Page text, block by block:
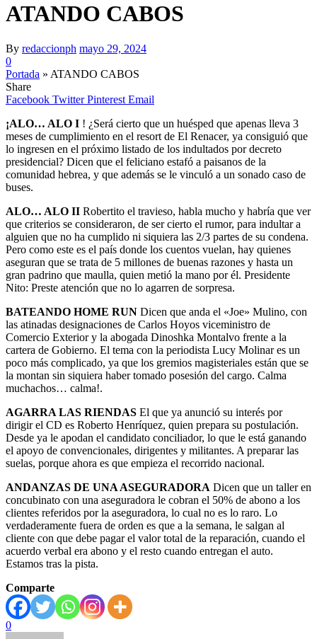
ATANDO CABOS
By redaccionph mayo 29, 2024
0
Portada » ATANDO CABOS
Share
Facebook Twitter Pinterest Email
¡ALO… ALO I ! ¿Será cierto que un huésped que apenas lleva 3
meses de cumplimiento en el resort de El Renacer, ya consiguió que
lo ingresen en el próximo listado de los indultados por decreto
presidencial? Dicen que el feliciano estafó a paisanos de la
comunidad hebrea, y que además se le vinculó a un sonado caso de
buses.
ALO… ALO II Robertito el travieso, habla mucho y habría que ver
que criterios se consideraron, de ser cierto el rumor, para indultar a
alguien que no ha cumplido ni siquiera las 2/3 partes de su condena.
Pero como este es el país donde los cuentos vuelan, hay quienes
aseguran que se trata de 5 millones de buenas razones y hasta un
gran padrino que maulla, quien metió la mano por él. Presidente
Nito: Preste atención que no lo agarren de sorpresa.
BATEANDO HOME RUN Dicen que anda el «Joe» Mulino, con
las atinadas designaciones de Carlos Hoyos viceministro de
Comercio Exterior y la abogada Dinoshka Montalvo frente a la
cartera de Gobierno. El tema con la periodista Lucy Molinar es un
poco más complicado, ya que los gremios magisteriales están que se
la montan sin siquiera haber tomado posesión del cargo. Calma
muchachos… calma!.
AGARRA LAS RIENDAS El que ya anunció su interés por
dirigir el CD es Roberto Henríquez, quien prepara su postulación.
Desde ya le apodan el candidato conciliador, lo que le está ganando
el apoyo de convencionales, dirigentes y militantes. A preparar las
suelas, porque ahora es que empieza el recorrido nacional.
ANDANZAS DE UNA ASEGURADORA Dicen que un taller en
concubinato con una aseguradora le cobran el 50% de abono a los
clientes referidos por la aseguradora, lo cual no es lo raro. Lo
verdaderamente fuera de orden es que a la semana, le salgan al
cliente con que debe pagar el valor total de la reparación, cuando el
acuerdo verbal era abono y el resto cuando entregan el auto.
Estamos tras la pista.
Comparte
0